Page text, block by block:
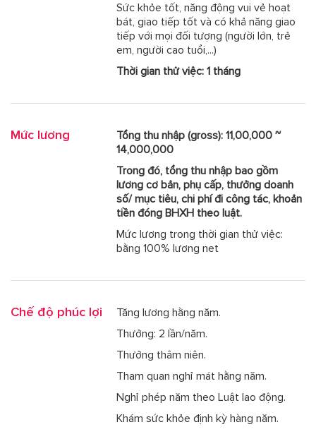
Sức khỏe tốt, năng động vui vẻ hoạt
bát, giao tiếp tốt và có khả năng giao
tiếp với mọi đối tượng (người lớn, trẻ
em, người cao tuổi,...)
Thời gian thử việc: 1 tháng
Mức lương Tổng thu nhập (gross): 11,00,000 ~
14,000,000
Trong đó, tổng thu nhập bao gồm
lương cơ bản, phụ cấp, thưởng doanh
số/ mục tiêu, chi phí đi công tác, khoản
tiền đóng BHXH theo luật.
Mức lương trong thời gian thử việc:
bằng 100% lương net
Chế độ phúc lợi
Tăng lương hằng năm.
Thưởng: 2 lần/năm.
Thưởng thâm niên.
Tham quan nghỉ mát hằng năm.
Nghỉ phép năm theo Luật lao động.
Khám sức khỏe định kỳ hàng năm.